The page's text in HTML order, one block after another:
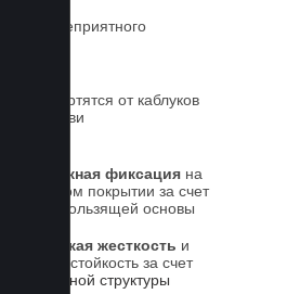
Нет неприятного
Не портятся от каблуков
на обуви
Надежная фиксация на
штатном покрытии за счет
антискользящей основы
Высокая жесткость и
износостойкость за счет
5-слойной структуры